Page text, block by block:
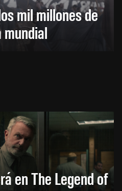
mil millones de
en The Legend of